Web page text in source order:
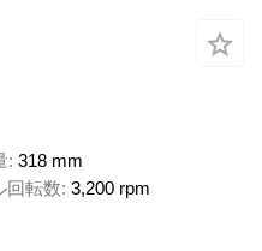
318 mm
回転数 3,200 rpm